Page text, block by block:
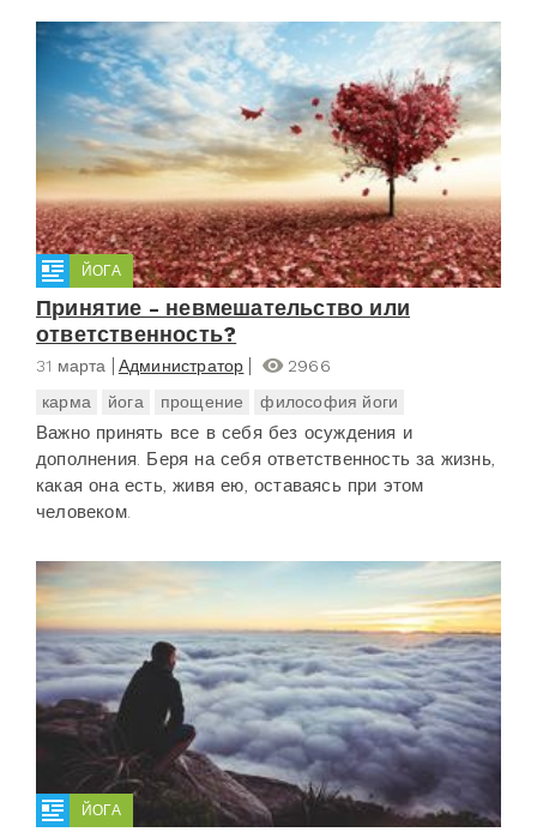
ЙОГА
Принятие - невмешательство или
ответственность?
31 марта Администратор
2966
карма
йога прощение философия йоги
Важно принять все в себя без осуждения и
дополнения. Беря на себя ответственность за жизнь,
какая она есть, живя ею, оставаясь при этом
человеком.
ЙОГА